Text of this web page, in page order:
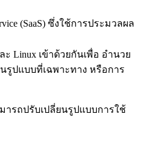
(SaaS) ซึ่งใช้การประมวลผล
Linux เข้าด้วยกันเพื่อ อำนวย
รูปแบบที่เฉพาะทาง หรือการ
รถปรับเปลี่ยนรูปแบบการใช้